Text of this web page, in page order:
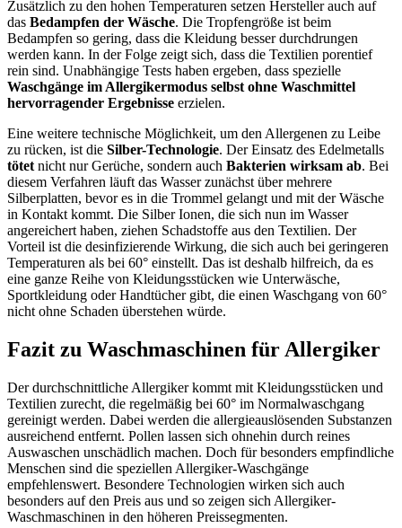
Zusätzlich zu den hohen Temperaturen setzen Hersteller auch auf
das Bedampfen der Wäsche. Die Tropfengröße ist beim
Bedampfen so gering, dass die Kleidung besser durchdrungen
werden kann. In der Folge zeigt sich, dass die Textilien porentief
rein sind. Unabhängige Tests haben ergeben, dass spezielle
Waschgänge im Allergikermodus selbst ohne Waschmittel
hervorragender Ergebnisse erzielen.
Eine weitere technische Möglichkeit, um den Allergenen zu Leibe
zu rücken, ist die Silber-Technologie. Der Einsatz des Edelmetalls
tötet nicht nur Gerüche, sondern auch Bakterien wirksam ab. Bei
diesem Verfahren läuft das Wasser zunächst über mehrere
Silberplatten, bevor es in die Trommel gelangt und mit der Wäsche
in Kontakt kommt. Die Silber Ionen, die sich nun im Wasser
angereichert haben, ziehen Schadstoffe aus den Textilien. Der
Vorteil ist die desinfizierende Wirkung, die sich auch bei geringeren
Temperaturen als bei 60° einstellt. Das ist deshalb hilfreich, da es
eine ganze Reihe von Kleidungsstücken wie Unterwäsche,
Sportkleidung oder Handtücher gibt, die einen Waschgang von 60°
nicht ohne Schaden überstehen würde.
Fazit zu Waschmaschinen für Allergiker
Der durchschnittliche Allergiker kommt mit Kleidungsstücken und
Textilien zurecht, die regelmäßig bei 60° im Normalwaschgang
gereinigt werden. Dabei werden die allergieauslösenden Substanzen
ausreichend entfernt. Pollen lassen sich ohnehin durch reines
Auswaschen unschädlich machen. Doch für besonders empfindliche
Menschen sind die speziellen Allergiker-Waschgänge
empfehlenswert. Besondere Technologien wirken sich auch
besonders auf den Preis aus und so zeigen sich Allergiker-
Waschmaschinen in den höheren Preissegmenten.